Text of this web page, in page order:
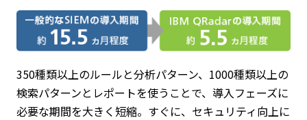
350種類以上のルールと分析パターン、1000種類以上の
検索パターンとレポートを使うことで、導入フェーズに
必要な期間を大きく短縮。すぐに、セキュリティ向上に